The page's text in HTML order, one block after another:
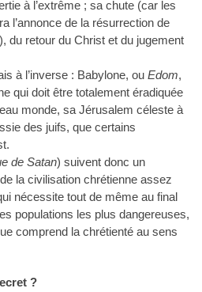
à l’extrême ; sa chute (car les
l’annonce de la résurrection de
du retour du Christ et du jugement
à l’inverse : Babylone, ou Edom,
qui doit être totalement éradiquée
monde, sa Jérusalem céleste à
des juifs, que certains
de Satan) suivent donc un
la civilisation chrétienne assez
nécessite tout de même au final
populations les plus dangereuses,
comprend la chrétienté au sens
?